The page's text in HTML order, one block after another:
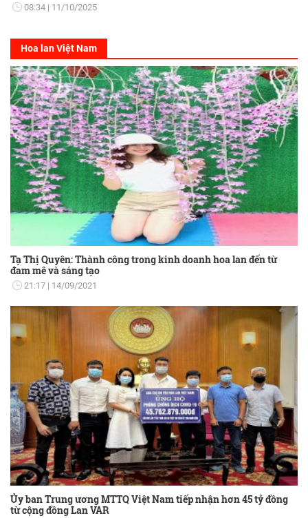
08:34 11/10/2025
Hoa lan Việt Nam
Tạ Thị Quyên: Thành công trong kinh doanh hoa lan đến từ
đam mê và sáng tạo
21:17 14/09/2021
Ủy ban Trung ương MTTQ Việt Nam tiếp nhận hơn 45 tỷ đồng
từ cộng đồng Lan VAR